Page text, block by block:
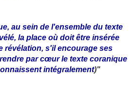
au sein de l'ensemble du texte
la place où doit être insérée
révélation, s'il encourage ses
par cœur le texte coranique
intégralement)"